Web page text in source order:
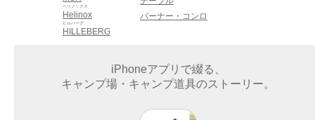
Helinox
ヘリノックス
HILLEBERG
ヒルバーグ
バーナー・コンロ
iPhoneアプリで綴る、
キャンプ場・キャンプ道具のストーリー。